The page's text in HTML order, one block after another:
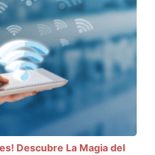
Descubre La Magia del